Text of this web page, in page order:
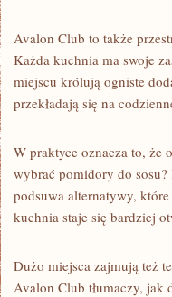
Avalon Club to także
Każda kuchnia ma swoje
miejscu królują ogniste
przekładają się na
W praktyce oznacza to, że
wybrać pomidory do
podsuwa alternatywy,
kuchnia staje się bardziej
Dużo miejsca zajmują też
Avalon Club tłumaczy, jak